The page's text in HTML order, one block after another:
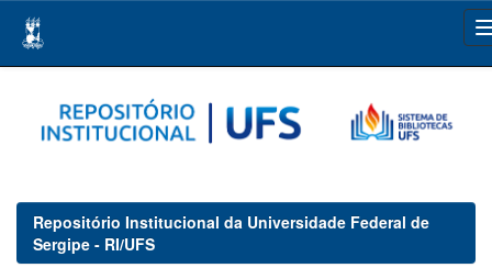
navigation
Repositório Institucional da Universidade Federal de
Sergipe - RI/UFS